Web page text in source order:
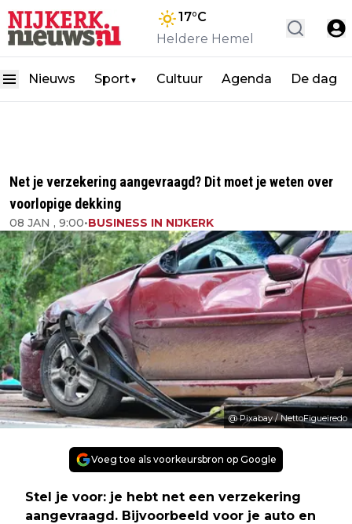
17°C
Heldere Hemel
Nieuws Sport▼ Cultuur Agenda De dag
Net je verzekering aangevraagd? Dit moet je weten over
voorlopige dekking
08 JAN , 9:00•BUSINESS IN NIJKERK
@ Pixabay / NettoFigueiredo
Voeg toe als voorkeursbron op Google
Stel je voor: je hebt net een verzekering
aangevraagd. Bijvoorbeeld voor je auto en